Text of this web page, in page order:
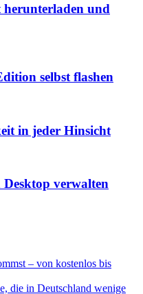
und
selbst flashen
in jeder Hinsicht
verwalten
– von kostenlos bis
die in Deutschland wenige